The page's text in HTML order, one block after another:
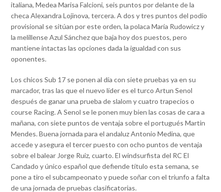
italiana, Medea Marisa Falcioni, seis puntos por delante de la
checa Alexandra Lojinova, tercera. A dos y tres puntos del podio
provisional se sitúan por este orden, la polaca María Rudowicz y
la melillense Azul Sánchez que baja hoy dos puestos, pero
mantiene intactas las opciones dada la igualdad con sus
oponentes.
Los chicos Sub 17 se ponen al día con siete pruebas ya en su
marcador, tras las que el nuevo líder es el turco Artun Senol
después de ganar una prueba de slalom y cuatro trapecios o
course Racing. A Senol se le ponen muy bien las cosas de cara a
mañana, con siete puntos de ventaja sobre el portugués Martin
Mendes. Buena jornada para el andaluz Antonio Medina, que
accede y asegura el tercer puesto con ocho puntos de ventaja
sobre el balear Jorge Ruiz, cuarto. El windsurfista del RC El
Candado y único español que defiende título esta semana, se
pone a tiro el subcampeonato y puede soñar con el triunfo a falta
de una jornada de pruebas clasificatorias.